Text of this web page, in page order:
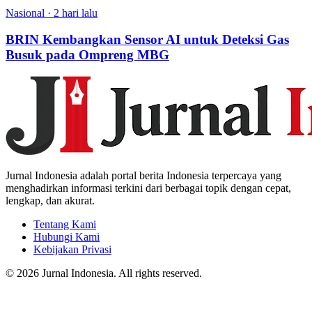
Nasional · 2 hari lalu
BRIN Kembangkan Sensor AI untuk Deteksi Gas
Busuk pada Ompreng MBG
Jurnal Indonesia adalah portal berita Indonesia terpercaya yang
menghadirkan informasi terkini dari berbagai topik dengan cepat,
lengkap, dan akurat.
Tentang Kami
Hubungi Kami
Kebijakan Privasi
© 2026 Jurnal Indonesia. All rights reserved.